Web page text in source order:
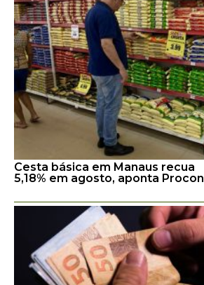
Cesta básica em Manaus recua
5,18% em agosto, aponta Procon